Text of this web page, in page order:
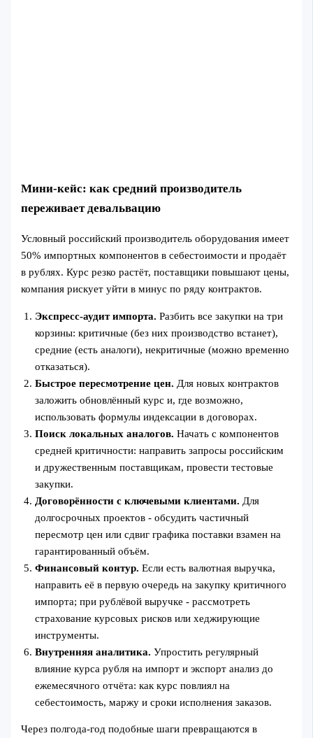
Мини‑кейc: как средний производитель
переживает девальвацию
Условный российский производитель оборудования имеет
50% импортных компонентов в себестоимости и продаёт
в рублях. Курс резко растёт, поставщики повышают цены,
компания рискует уйти в минус по ряду контрактов.
Экспресс‑аудит импорта. Разбить все закупки на три
корзины: критичные (без них производство встанет),
средние (есть аналоги), некритичные (можно временно
отказаться).
Быстрое пересмотрение цен. Для новых контрактов
заложить обновлённый курс и, где возможно,
использовать формулы индексации в договорах.
Поиск локальных аналогов. Начать с компонентов
средней критичности: направить запросы российским
и дружественным поставщикам, провести тестовые
закупки.
Договорённости с ключевыми клиентами. Для
долгосрочных проектов - обсудить частичный
пересмотр цен или сдвиг графика поставки взамен на
гарантированный объём.
Финансовый контур. Если есть валютная выручка,
направить её в первую очередь на закупку критичного
импорта; при рублёвой выручке - рассмотреть
страхование курсовых рисков или хеджирующие
инструменты.
Внутренняя аналитика. Упростить регулярный
влияние курса рубля на импорт и экспорт анализ до
ежемесячного отчёта: как курс повлиял на
себестоимость, маржу и сроки исполнения заказов.
Через полгода-год подобные шаги превращаются в